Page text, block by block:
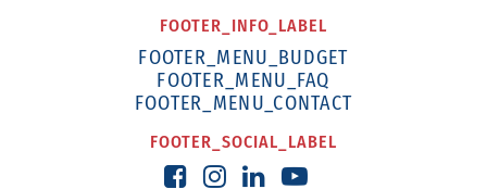
FOOTER_INFO_LABEL
FOOTER_MENU_BUDGET
FOOTER_MENU_FAQ
FOOTER_MENU_CONTACT
FOOTER_SOCIAL_LABEL